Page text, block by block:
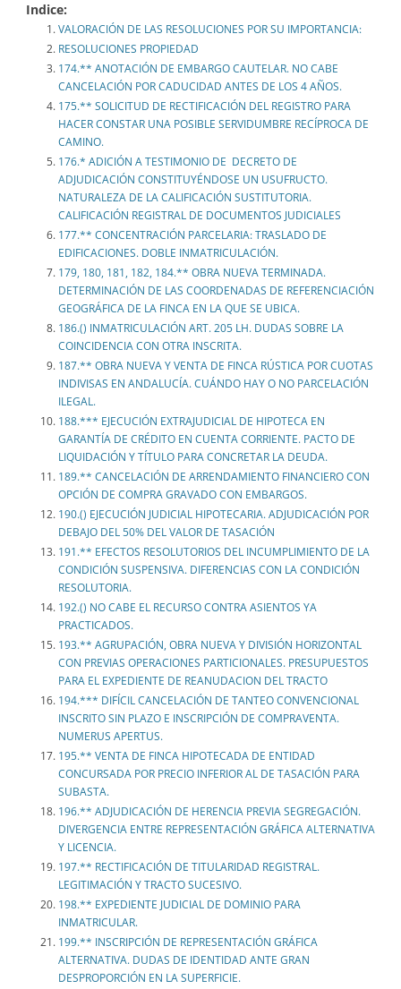
Indice:
VALORACIÓN DE LAS RESOLUCIONES POR SU IMPORTANCIA:
RESOLUCIONES PROPIEDAD
174.** ANOTACIÓN DE EMBARGO CAUTELAR. NO CABE
CANCELACIÓN POR CADUCIDAD ANTES DE LOS 4 AÑOS.
175.** SOLICITUD DE RECTIFICACIÓN DEL REGISTRO PARA
HACER CONSTAR UNA POSIBLE SERVIDUMBRE RECÍPROCA DE
CAMINO.
176.* ADICIÓN A TESTIMONIO DE DECRETO DE
ADJUDICACIÓN CONSTITUYÉNDOSE UN USUFRUCTO.
NATURALEZA DE LA CALIFICACIÓN SUSTITUTORIA.
CALIFICACIÓN REGISTRAL DE DOCUMENTOS JUDICIALES
177.** CONCENTRACIÓN PARCELARIA: TRASLADO DE
EDIFICACIONES. DOBLE INMATRICULACIÓN.
179, 180, 181, 182, 184.** OBRA NUEVA TERMINADA.
DETERMINACIÓN DE LAS COORDENADAS DE REFERENCIACIÓN
GEOGRÁFICA DE LA FINCA EN LA QUE SE UBICA.
186.() INMATRICULACIÓN ART. 205 LH. DUDAS SOBRE LA
COINCIDENCIA CON OTRA INSCRITA.
187.** OBRA NUEVA Y VENTA DE FINCA RÚSTICA POR CUOTAS
INDIVISAS EN ANDALUCÍA. CUÁNDO HAY O NO PARCELACIÓN
ILEGAL.
188.*** EJECUCIÓN EXTRAJUDICIAL DE HIPOTECA EN
GARANTÍA DE CRÉDITO EN CUENTA CORRIENTE. PACTO DE
LIQUIDACIÓN Y TÍTULO PARA CONCRETAR LA DEUDA.
189.** CANCELACIÓN DE ARRENDAMIENTO FINANCIERO CON
OPCIÓN DE COMPRA GRAVADO CON EMBARGOS.
190.() EJECUCIÓN JUDICIAL HIPOTECARIA. ADJUDICACIÓN POR
DEBAJO DEL 50% DEL VALOR DE TASACIÓN
191.** EFECTOS RESOLUTORIOS DEL INCUMPLIMIENTO DE LA
CONDICIÓN SUSPENSIVA. DIFERENCIAS CON LA CONDICIÓN
RESOLUTORIA.
192.() NO CABE EL RECURSO CONTRA ASIENTOS YA
PRACTICADOS.
193.** AGRUPACIÓN, OBRA NUEVA Y DIVISIÓN HORIZONTAL
CON PREVIAS OPERACIONES PARTICIONALES. PRESUPUESTOS
PARA EL EXPEDIENTE DE REANUDACION DEL TRACTO
194.*** DIFÍCIL CANCELACIÓN DE TANTEO CONVENCIONAL
INSCRITO SIN PLAZO E INSCRIPCIÓN DE COMPRAVENTA.
NUMERUS APERTUS.
195.** VENTA DE FINCA HIPOTECADA DE ENTIDAD
CONCURSADA POR PRECIO INFERIOR AL DE TASACIÓN PARA
SUBASTA.
196.** ADJUDICACIÓN DE HERENCIA PREVIA SEGREGACIÓN.
DIVERGENCIA ENTRE REPRESENTACIÓN GRÁFICA ALTERNATIVA
Y LICENCIA.
197.** RECTIFICACIÓN DE TITULARIDAD REGISTRAL.
LEGITIMACIÓN Y TRACTO SUCESIVO.
198.** EXPEDIENTE JUDICIAL DE DOMINIO PARA
INMATRICULAR.
199.** INSCRIPCIÓN DE REPRESENTACIÓN GRÁFICA
ALTERNATIVA. DUDAS DE IDENTIDAD ANTE GRAN
DESPROPORCIÓN EN LA SUPERFICIE.